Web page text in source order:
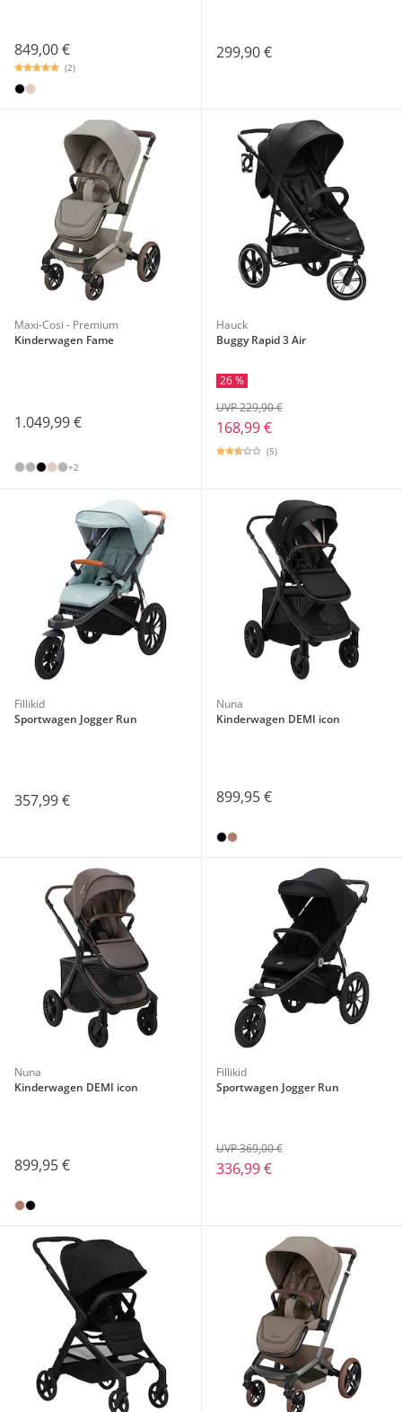
849,00 €
(2)
299,90 €
Maxi-Cosi - Premium
Kinderwagen Fame
1.049,99 €
+2
Hauck
Buggy Rapid 3 Air
26 %
168,99 €
UVP 229,90 €
(5)
Fillikid
Sportwagen Jogger Run
357,99 €
Nuna
Kinderwagen DEMI icon
899,95 €
Nuna
Kinderwagen DEMI icon
899,95 €
Fillikid
Sportwagen Jogger Run
336,99 €
UVP 369,00 €